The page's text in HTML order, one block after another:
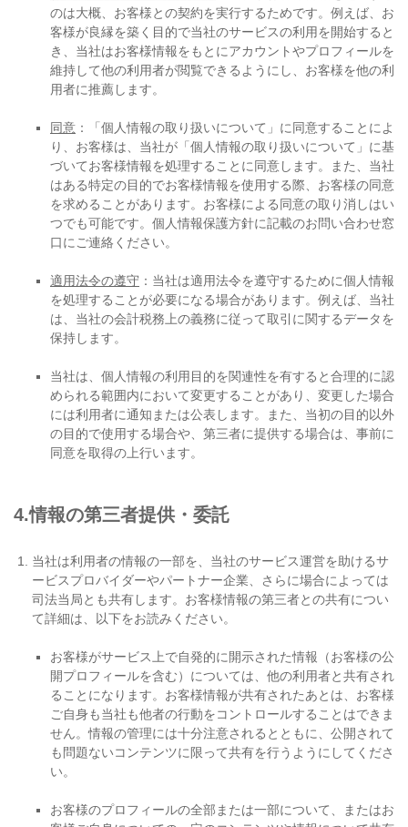
のは大概、お客様との契約を実行するためです。例えば、お
客様が良縁を築く目的で当社のサービスの利用を開始すると
き、当社はお客様情報をもとにアカウントやプロフィールを
維持して他の利用者が閲覧できるようにし、お客様を他の利
用者に推薦します。
同意 ：「個人情報の取り扱いについて」に同意することによ
り、お客様は、当社が「個人情報の取り扱いについて」に基
づいてお客様情報を処理することに同意します。また、当社
はある特定の目的でお客様情報を使用する際、お客様の同意
を求めることがあります。お客様による同意の取り消しはい
つでも可能です。個人情報保護方針に記載のお問い合わせ窓
口にご連絡ください。
適用法令の遵守 ：当社は適用法令を遵守するために個人情報
を処理することが必要になる場合があります。例えば、当社
は、当社の会計税務上の義務に従って取引に関するデータを
保持します。
当社は、個人情報の利用目的を関連性を有すると合理的に認
められる範囲内において変更することがあり、変更した場合
には利用者に通知または公表します。また、当初の目的以外
の目的で使用する場合や、第三者に提供する場合は、事前に
同意を取得の上行います。
4.情報の第三者提供・委託
当社は利用者の情報の一部を、当社のサービス運営を助けるサ
ービスプロバイダーやパートナー企業、さらに場合によっては
司法当局とも共有します。お客様情報の第三者との共有につい
て詳細は、以下をお読みください。
お客様がサービス上で自発的に開示された情報（お客様の公
開プロフィールを含む）については、他の利用者と共有され
ることになります。お客様情報が共有されたあとは、お客様
ご自身も当社も他者の行動をコントロールすることはできま
せん。情報の管理には十分注意されるとともに、公開されて
も問題ないコンテンツに限って共有を行うようにしてくださ
い。
お客様のプロフィールの全部または一部について、またはお